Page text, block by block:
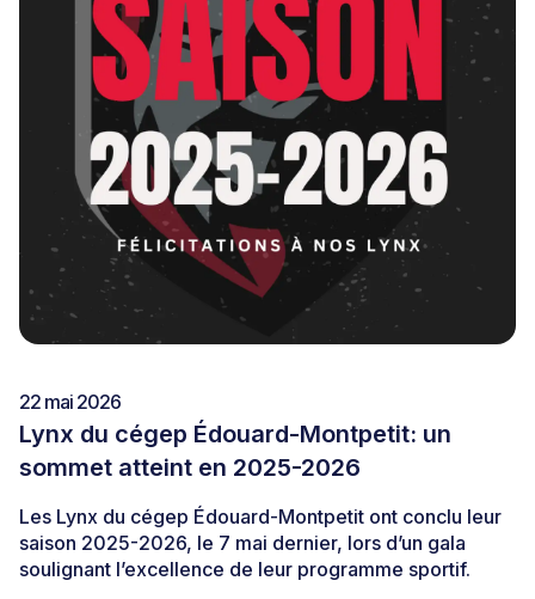
22 mai 2026
Lynx du cégep Édouard-Montpetit: un
sommet atteint en 2025-2026
Les Lynx du cégep Édouard-Montpetit ont conclu leur
saison 2025-2026, le 7 mai dernier, lors d’un gala
soulignant l’excellence de leur programme sportif.